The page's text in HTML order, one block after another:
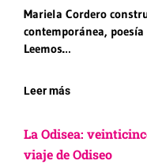
Mariela Cordero
contemporánea,
Leemos…
Leer más
La Odisea:
viaje de Odiseo